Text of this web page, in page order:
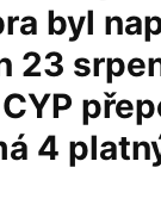
byl
23
4